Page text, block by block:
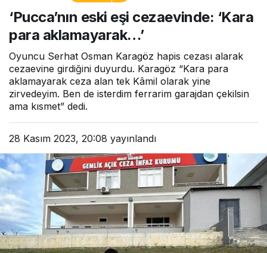
aklamayarak…’
‘Pucca’nın eski eşi cezaevinde: ‘Kara
para aklamayarak…’
Oyuncu Serhat Osman Karagöz hapis cezası alarak
cezaevine girdiğini duyurdu. Karagöz “Kara para
aklamayarak ceza alan tek Kâmil olarak yine
zirvedeyim. Ben de isterdim ferrarim garajdan çekilsin
ama kısmet” dedi.
28 Kasım 2023, 20:08 yayınlandı